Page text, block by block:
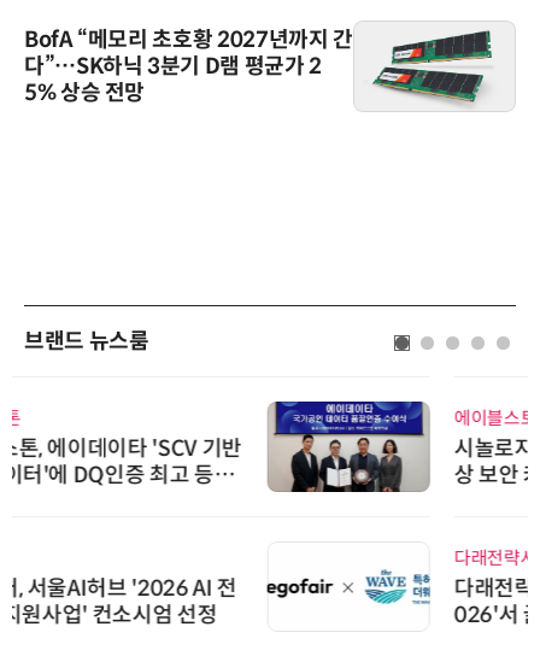
BofA “메모리 초호황 2027년까지 간
다”…SK하닉 3분기 D램 평균가 2
5% 상승 전망
브랜드 뉴스룸
시놀로지, SK네트웍스서비스와 영
상 보안 카메라 국내 독점 판매 파
다래전략사업화센터, 'BIO USA 2
026'서 글로벌 빅파마와의 비즈니
스 미팅 지원…K-바이오 해외 진출